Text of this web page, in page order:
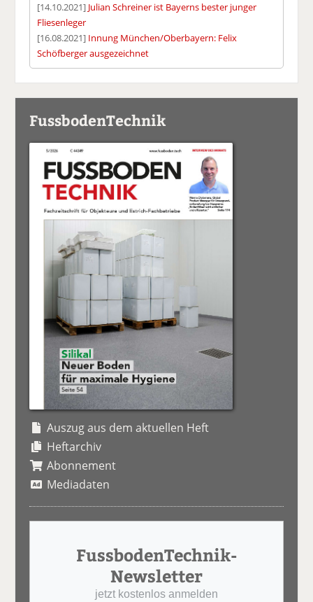
[14.10.2021] Julian Schreiner ist Bayerns bester junger
Fliesenleger
[16.08.2021] Innung München/Oberbayern: Felix
Schöfberger ausgezeichnet
FussbodenTechnik
Auszug aus dem aktuellen Heft
Heftarchiv
Abonnement
Mediadaten
FussbodenTechnik-
Newsletter
jetzt kostenlos anmelden